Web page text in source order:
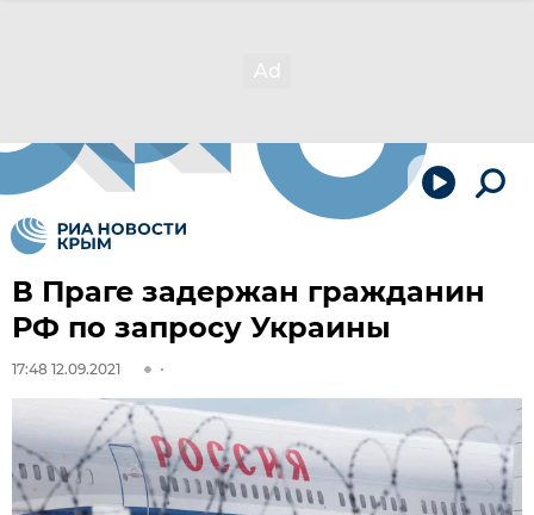
В Праге задержан гражданин
РФ по запросу Украины
17:48 12.09.2021